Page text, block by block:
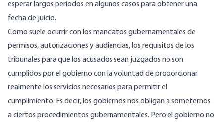
esperar largos períodos en algunos casos para obtener una
fecha de juicio.
Como suele ocurrir con los mandatos gubernamentales de
permisos, autorizaciones y audiencias, los requisitos de los
tribunales para que los acusados sean juzgados no son
cumplidos por el gobierno con la voluntad de proporcionar
realmente los servicios necesarios para permitir el
cumplimiento. Es decir, los gobiernos nos obligan a someternos
a ciertos procedimientos gubernamentales. Pero el gobierno no